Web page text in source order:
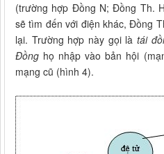
(trường hợp Đồng N; Đồng Th.
sẽ tìm đến với điện khác, Đồng
lại. Trường hợp này gọi làtái
Đồng họ nhập vào bản hội
mạng cũ (hình 4).